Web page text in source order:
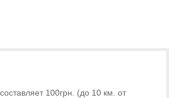
составляет 100грн. (до 10 км. от